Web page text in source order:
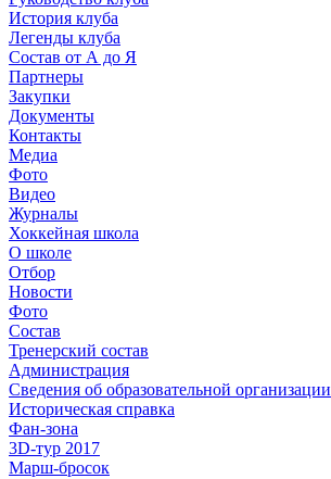
История клуба
Легенды клуба
Состав от А до Я
Партнеры
Закупки
Документы
Контакты
Медиа
Фото
Видео
Журналы
Хоккейная школа
О школе
Отбор
Новости
Фото
Состав
Тренерский состав
Администрация
Сведения об образовательной организации
Историческая справка
Фан-зона
3D-тур 2017
Марш-бросок